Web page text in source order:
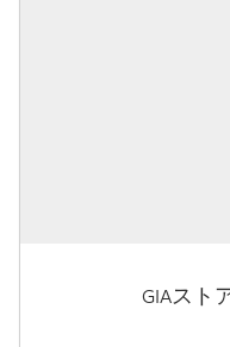
GIAスト